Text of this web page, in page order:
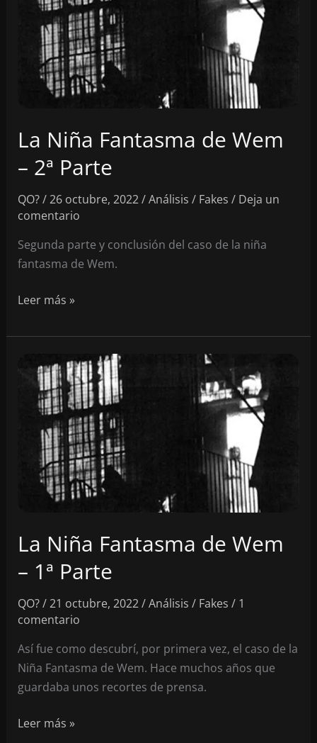
La Niña Fantasma de Wem
– 2ª Parte
QO?/26 octubre, 2022/Análisis / Fakes / Deja un
comentario
Segunda parte y conclusión del caso de la niña
fantasma de Wem.
La
Fantasma
Wem
Parte
Leer más »
La Niña Fantasma de Wem
– 1ª Parte
QO?/21 octubre, 2022/Análisis / Fakes / 1
comentario
Así fue como descubrí, por primera vez, el caso de la
Niña Fantasma de Wem. Hace muchos años que
guardaba unos recortes de prensa.
La
Leer más »